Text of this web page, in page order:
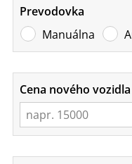
Prevodovka
Manuálna
Cena nového vozidla